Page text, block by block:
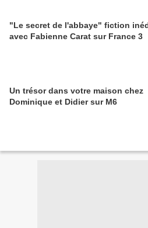
"Le secret de l'abbaye" fiction
avec Fabienne Carat sur France 3
Un trésor dans votre maison chez
Dominique et Didier sur M6